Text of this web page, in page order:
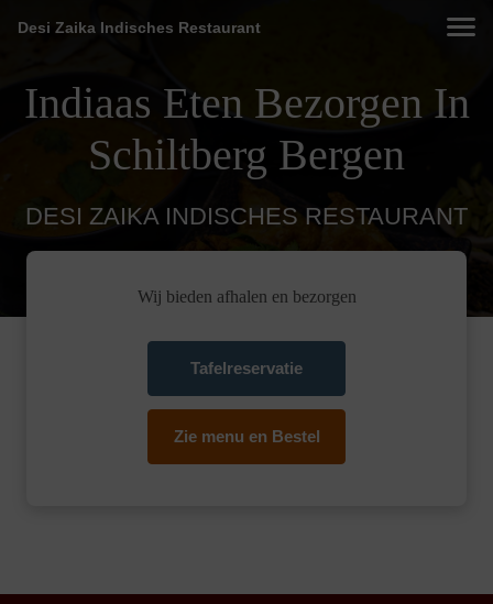
Desi Zaika Indisches Restaurant
Indiaas Eten Bezorgen In
Schiltberg Bergen
DESI ZAIKA INDISCHES RESTAURANT
Wij bieden afhalen en bezorgen
Tafelreservatie
Zie menu en Bestel